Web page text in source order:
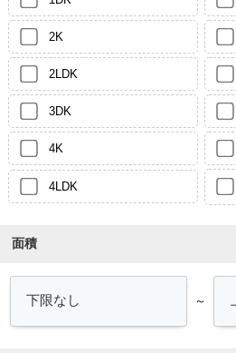
2K
2LDK
3DK
4K
4LDK
面積
～